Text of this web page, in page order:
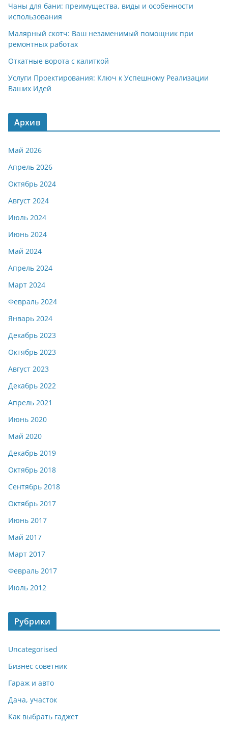
Чаны для бани: преимущества, виды и особенности
использования
Малярный скотч: Ваш незаменимый помощник при
ремонтных работах
Откатные ворота с калиткой
Услуги Проектирования: Ключ к Успешному Реализации
Ваших Идей
Архив
Май 2026
Апрель 2026
Октябрь 2024
Август 2024
Июль 2024
Июнь 2024
Май 2024
Апрель 2024
Март 2024
Февраль 2024
Январь 2024
Декабрь 2023
Октябрь 2023
Август 2023
Декабрь 2022
Апрель 2021
Июнь 2020
Май 2020
Декабрь 2019
Октябрь 2018
Сентябрь 2018
Октябрь 2017
Июнь 2017
Май 2017
Март 2017
Февраль 2017
Июль 2012
Рубрики
Uncategorised
Бизнес советник
Гараж и авто
Дача, участок
Как выбрать гаджет